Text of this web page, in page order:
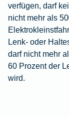
verfügen, darf
nicht mehr als
Lenk- oder
darf nicht mehr
60 Prozent der
wird.